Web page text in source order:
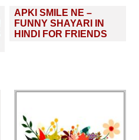
APKI SMILE NE –
FUNNY SHAYARI IN
HINDI FOR FRIENDS